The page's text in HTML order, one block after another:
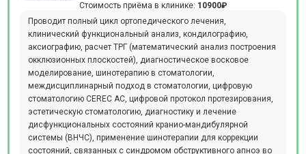
Стоимость приёма в клинике: 10900₽
Проводит полный цикл ортопедического лечения,
клинический функциональный анализ, кондилографию,
аксиографию, расчет ТРГ (математический анализ построения
окклюзионных плоскостей), диагностическое восковое
моделирование, шинотерапию в стоматологии,
междисциплинарный подход в стоматологии, цифровую
стоматологию CEREC AC, цифровой протокол протезирования,
эстетическую стоматологию, диагностику и лечение
дисфункциональных состояний кранио-мандибулярной
системы (ВНЧС), применение шинотерапии для коррекции
состояний, связанных с синдромом обструктивного апноэ во